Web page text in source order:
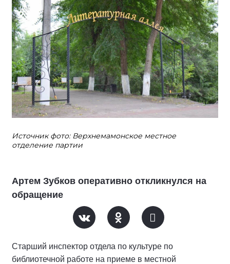
Источник фото: Верхнемамонское местное
отделение партии
Артем Зубков оперативно откликнулся на
обращение
Старший инспектор отдела по культуре по
библиотечной работе на приеме в местной